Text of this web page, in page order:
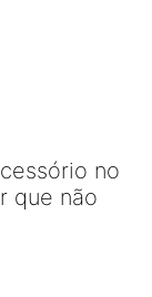
no
que não